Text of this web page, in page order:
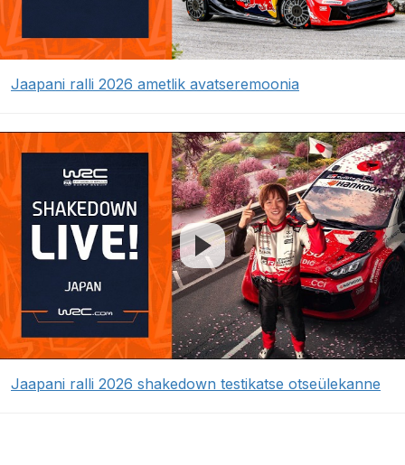
Jaapani ralli 2026 ametlik avatseremoonia
Jaapani ralli 2026 shakedown testikatse otseülekanne